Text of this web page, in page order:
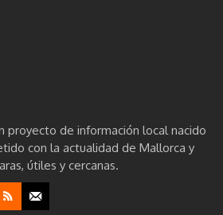
proyecto de información local nacido
con la actualidad de Mallorca y
útiles y cercanas.